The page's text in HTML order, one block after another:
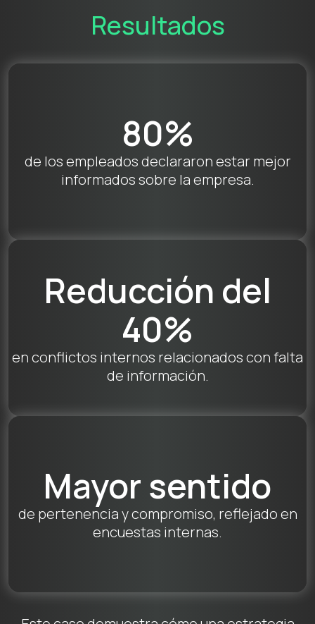
Resultados
80%
de los empleados declararon estar mejor
informados sobre la empresa.
Reducción del
40%
en conflictos internos relacionados con falta
de información.
Mayor sentido
de pertenencia y compromiso, reflejado en
encuestas internas.